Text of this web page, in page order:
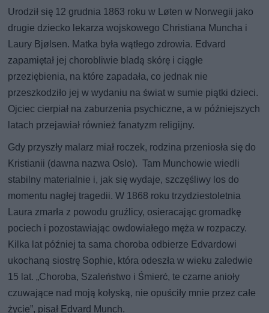
Urodził się 12 grudnia 1863 roku w Løten w Norwegii jako
drugie dziecko lekarza wojskowego Christiana Muncha i
Laury Bjølsen. Matka była wątłego zdrowia. Edvard
zapamiętał jej chorobliwie bladą skórę i ciągłe
przeziębienia, na które zapadała, co jednak nie
przeszkodziło jej w wydaniu na świat w sumie piątki dzieci.
Ojciec cierpiał na zaburzenia psychiczne, a w późniejszych
latach przejawiał również fanatyzm religijny.
Gdy przyszły malarz miał roczek, rodzina przeniosła się do
Kristianii (dawna nazwa Oslo). Tam Munchowie wiedli
stabilny materialnie i, jak się wydaje, szczęśliwy los do
momentu nagłej tragedii. W 1868 roku trzydziestoletnia
Laura zmarła z powodu gruźlicy, osieracając gromadkę
pociech i pozostawiając owdowiałego męża w rozpaczy.
Kilka lat później ta sama choroba odbierze Edvardowi
ukochaną siostrę Sophie, która odeszła w wieku zaledwie
15 lat. „Choroba, Szaleństwo i Śmierć, te czarne anioły
czuwające nad moją kołyską, nie opuściły mnie przez całe
życie”, pisał Edvard Munch.